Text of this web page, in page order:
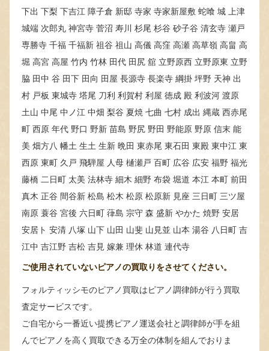
下出 下梨 下吉江 障子倉 新邸 寺家 寺家新屋敷 蛇喰 城 上津
城端 次郎丸 神宮寺 菅沼 寿川 杉尾 杉谷 砂子谷 清玄寺 瀬戸
専勝寺 千福 千福新 祖谷 祖山 高儀 高窪 高瀬 高草嶺 高畠 高
堀 高宮 高屋 竹内 竹林 田代 田尻 舘 立野原西 立野原東 立野
脇 田中 谷 田下 田向 田屋 長源寺 長楽寺 綱掛 坪野 天神 出
村 戸板 東城寺 塔尾 刀利 利賀村 利屋 徳成 殿 利波河 渡原
土山 中尾 中ノ江 中畑 梨谷 夏焼 七曲 七村 成出 縄蔵 西赤尾
町 西原 年代 野口 野新 苗島 野尻 野田 野能原 野原 信末 能
美 畑方八 幡土 生土 生新 晩田 東赤尾 東石田 東殿 東中江 東
西原 東町 久戸 飛騨屋 人母 樋瀬戸 百町 広谷 広安 福野 福光
藤橋 二日町 太美 法林寺 細木 細野 布袋 堀道 本江 本町 前田
真木 正谷 間谷新 松島 松木 松原 松原新 見座 三日町 三ツ屋
南原 蓑谷 宮後 六日町 葎島 宗守 森 盛新 やかた 焼野 安居
安居ト 安清 八塚 山下 山田 山斐 山見並 山本 湯谷 八日町 吉
江中 吉江野 吉松 吉見 嫁兼 理休 林道 連代寺
ご使用されていないピアノの買取りをさせてください。
フォルティッシモのピアノ買取はピアノ調律師が行う買取
査定サービスです。
ご自宅から一番近い提携ピアノ運送会社と調律師が手を組
んでピアノを高く買取できる万全の体制を組んでおりま